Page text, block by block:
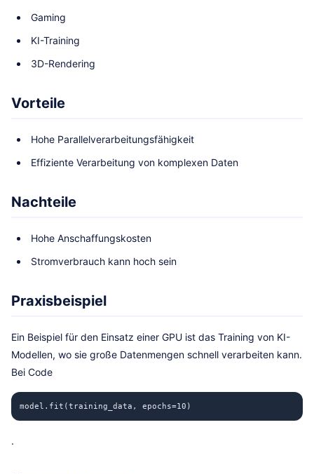
Gaming
KI-Training
3D-Rendering
Vorteile
Hohe Parallelverarbeitungsfähigkeit
Effiziente Verarbeitung von komplexen Daten
Nachteile
Hohe Anschaffungskosten
Stromverbrauch kann hoch sein
Praxisbeispiel
Ein Beispiel für den Einsatz einer GPU ist das Training von KI-
Modellen, wo sie große Datenmengen schnell verarbeiten kann.
Bei Code
model.fit(training_data, epochs=10)
.